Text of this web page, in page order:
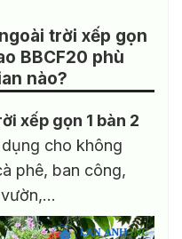
trời xếp gọn
BBCF20 phù
nào?
xếp gọn 1 bàn 2
cho không
phê, ban công,
vườn,…